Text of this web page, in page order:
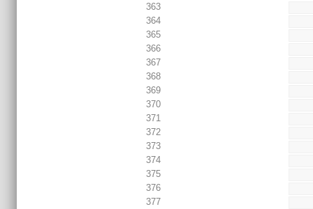
363
364
365
366
367
368
369
370
371
372
373
374
375
376
377